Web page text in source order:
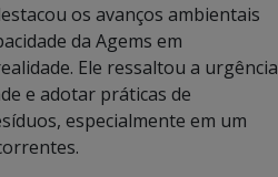
os avanços ambientais
da Agems em
Ele ressaltou a urgência
e adotar práticas de
especialmente em um